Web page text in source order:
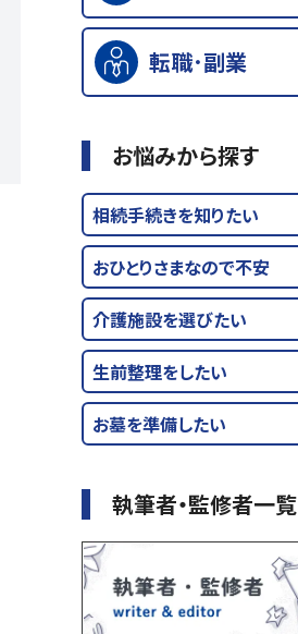
転職･副業
お悩みから探す
相続手続きを知りたい
おひとりさまなので不安
介護施設を選びたい
生前整理をしたい
お墓を準備したい
執筆者・監修者一覧